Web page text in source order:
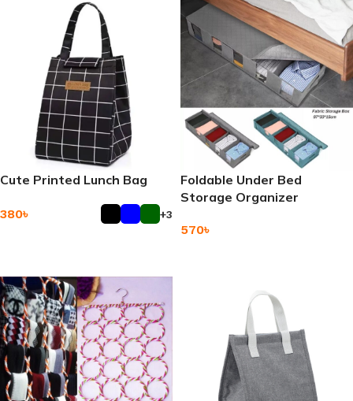
Cute Printed Lunch Bag
380৳ +3
Foldable Under Bed
Storage Organizer
570৳